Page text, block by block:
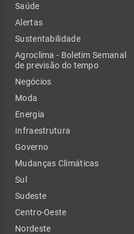
Saúde
Alertas
Sustentabilidade
Agroclima - Boletim Semanal
de previsão do tempo
Negócios
Moda
Energia
Infraestrutura
Governo
Mudanças Climáticas
Sul
Sudeste
Centro-Oeste
Nordeste